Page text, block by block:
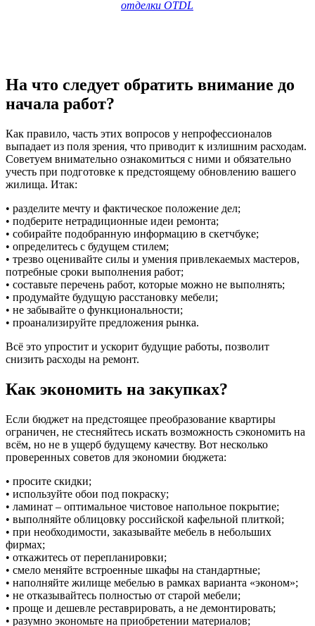
отделки OTDL
На что следует обратить внимание до
начала работ?
Как правило, часть этих вопросов у непрофессионалов
выпадает из поля зрения, что приводит к излишним расходам.
Советуем внимательно ознакомиться с ними и обязательно
учесть при подготовке к предстоящему обновлению вашего
жилища. Итак:
• разделите мечту и фактическое положение дел;
• подберите нетрадиционные идеи ремонта;
• собирайте подобранную информацию в скетчбуке;
• определитесь с будущем стилем;
• трезво оценивайте силы и умения привлекаемых мастеров,
потребные сроки выполнения работ;
• составьте перечень работ, которые можно не выполнять;
• продумайте будущую расстановку мебели;
• не забывайте о функциональности;
• проанализируйте предложения рынка.
Всё это упростит и ускорит будущие работы, позволит
снизить расходы на ремонт.
Как экономить на закупках?
Если бюджет на предстоящее преобразование квартиры
ограничен, не стесняйтесь искать возможность сэкономить на
всём, но не в ущерб будущему качеству. Вот несколько
проверенных советов для экономии бюджета:
• просите скидки;
• используйте обои под покраску;
• ламинат – оптимальное чистовое напольное покрытие;
• выполняйте облицовку российской кафельной плиткой;
• при необходимости, заказывайте мебель в небольших
фирмах;
• откажитесь от перепланировки;
• смело меняйте встроенные шкафы на стандартные;
• наполняйте жилище мебелью в рамках варианта «эконом»;
• не отказывайтесь полностью от старой мебели;
• проще и дешевле реставрировать, а не демонтировать;
• разумно экономьте на приобретении материалов;